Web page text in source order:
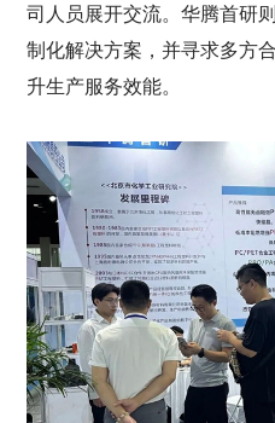
司人员展开交流。华腾首研
制化解决方案，并寻求多方
升生产服务效能。